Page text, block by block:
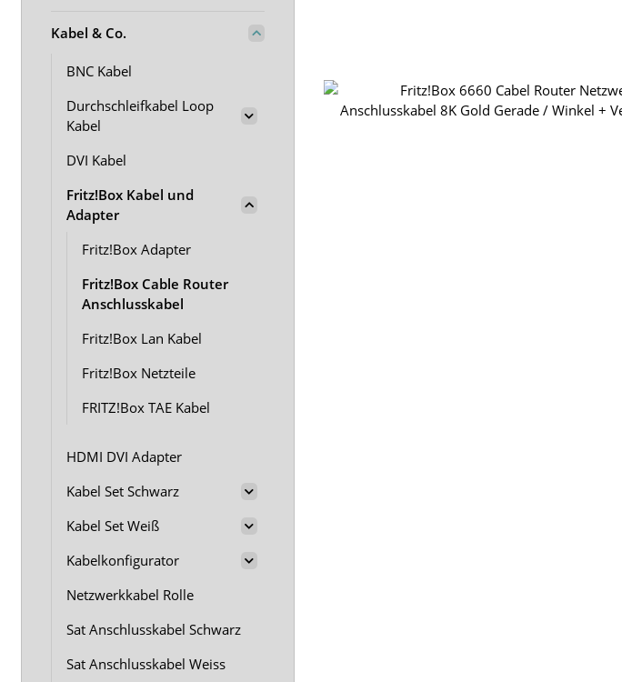
Kabel & Co.
BNC Kabel
Durchschleifkabel Loop
Kabel
DVI Kabel
Fritz!Box Kabel und
Adapter
Fritz!Box Adapter
Fritz!Box Cable Router
Anschlusskabel
Fritz!Box Lan Kabel
Fritz!Box Netzteile
FRITZ!Box TAE Kabel
HDMI DVI Adapter
Kabel Set Schwarz
Kabel Set Weiß
Kabelkonfigurator
Netzwerkkabel Rolle
Sat Anschlusskabel Schwarz
Sat Anschlusskabel Weiss